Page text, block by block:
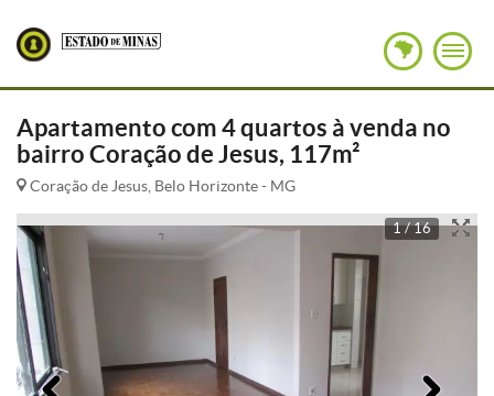
Apartamento com 4 quartos à venda no
bairro Coração de Jesus, 117m²
Coração de Jesus, Belo Horizonte - MG
1 / 16
Anterior